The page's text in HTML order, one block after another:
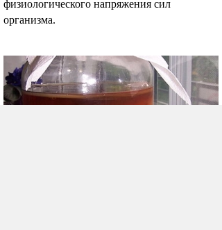
физиологического напряжения сил
организма.